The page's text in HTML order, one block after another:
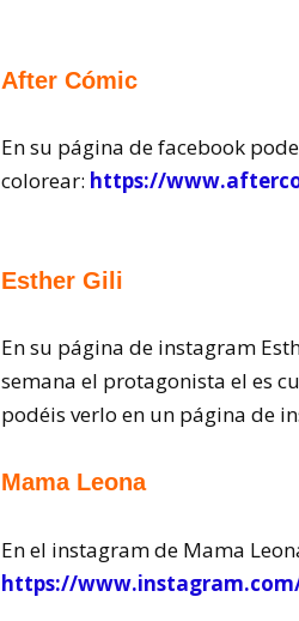
After Cómic
En su página de facebook
colorear: https://
Esther Gili
En su página de instagram
semana el protagonista el es
podéis verlo en un página de
Mama Leona
En el instagram de Mama
https://